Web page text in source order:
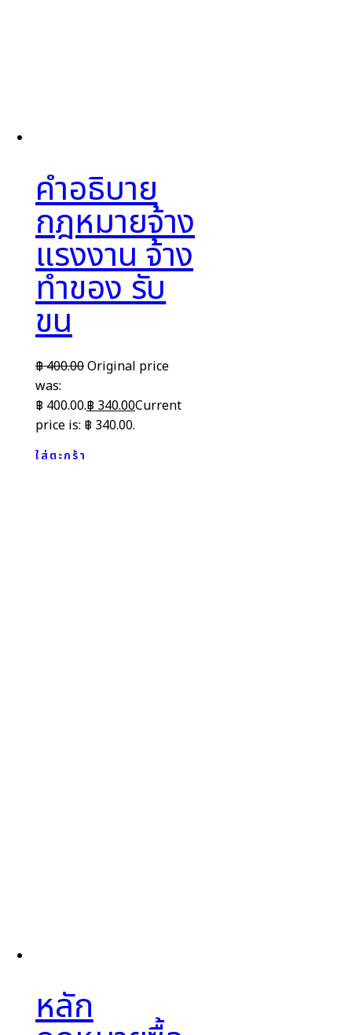
คำอธิบาย
กฎหมายจ้าง
แรงงาน จ้าง
ทำของ รับ
ขน
฿400.00Original price
was:
฿ 400.00.฿340.00Current
price is: ฿ 340.00.
ใส่ตะกร้า
หลัก